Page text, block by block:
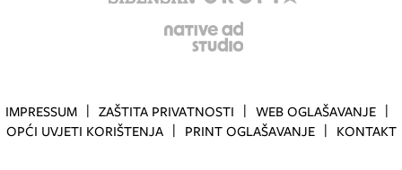
IMPRESSUM ZAŠTITA PRIVATNOSTI
WEB OGLAŠAVANJE
OPĆI UVJETI KORIŠTENJA
PRINT OGLAŠAVANJE KONTAKT